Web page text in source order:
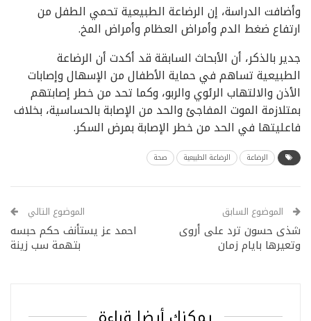
وأضافت الدراسة، إن الرضاعة الطبيعية تحمي الطفل من
ارتفاع ضغط الدم وأمراض العظام وأمراض المخ.
جدير بالذكر، أن الأبحاث السابقة قد أكدت أن الرضاعة
الطبيعية تساهم في حماية الأطفال من الإسهال وإصابات
الأذن والالتهاب الرئوي والربو، وكما تحد من خطر إصابتهم
بمتلازمة الموت المفاجئ والحد من الإصابة بالحساسية، بخلاف
فاعليتها في الحد من خطر الإصابة بمرض السكر.
الرضاعة الرضاعة الطبيعية صحة
الموضوع السابق
شذى حسون ترد على أروى
وتعيرها بايام زمان
الموضوع التالي
احمد عز يستأنف حكم حبسه
بتهمة سب زينة